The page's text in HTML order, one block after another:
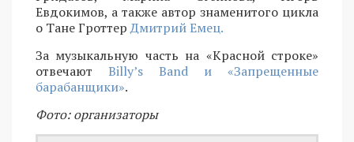
Евдокимов, а также автор знаменитого цикла
о Тане ГроттерДмитрий Емец.
За музыкальную часть на «Красной строке»
отвечают Billy’s Band и «Запрещенные
барабанщики».
Фото: организаторы